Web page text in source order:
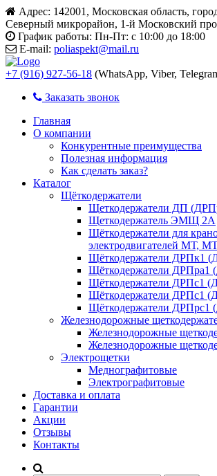
Адрес: 142001, Московская область,
Северный микрорайон, 1-й Московский
График работы: Пн-Пт: с 10:00 до 18:00
E-mail: poliaspekt@mail.ru
+7 (916) 927-56-18 (WhatsApp, Viber,
Заказать звонок
Главная
О компании
Конкурентные преимущества
Полезная информация
Как сделать заказ?
Каталог
Щёткодержатели
Щеткодержатели ДП
Щеткодержатель ЭМЩ 2А
Щёткодержатели для
электродвигателей МТ,
Щёткодержатели ДРПк1
Щёткодержатели ДРПра1
Щёткодержатели ДРПс1
Щёткодержатели ДРПс1
Щёткодержатели ДРПрс1
Железнодорожные
Железнодорожные
Железнодорожные
Электрощетки
Меднографитовые
Электрографитовые
Доставка и оплата
Гарантии
Акции
Отзывы
Контакты